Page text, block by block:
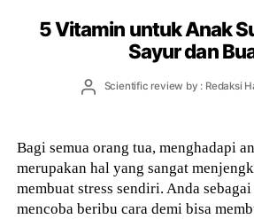
5 Vitamin untuk Anak
Sayur dan
PostScientific review by : Redaksi
Bagi semua orang tua, menghadapi
merupakan hal yang sangat
membuat stress sendiri. Anda
mencoba beribu cara demi bisa